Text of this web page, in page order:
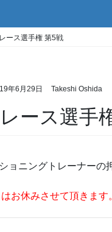
ース選手権 第5戦
年6月29日 Takeshi Oshida
ース選手
ョニングトレーナーの
お休みさせて頂きます